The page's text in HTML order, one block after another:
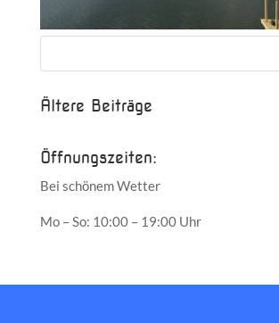
Ältere Beiträge
Öffnungszeiten:
Bei schönem Wetter
Mo – So: 10:00 – 19:00 Uhr